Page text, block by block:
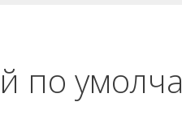
по